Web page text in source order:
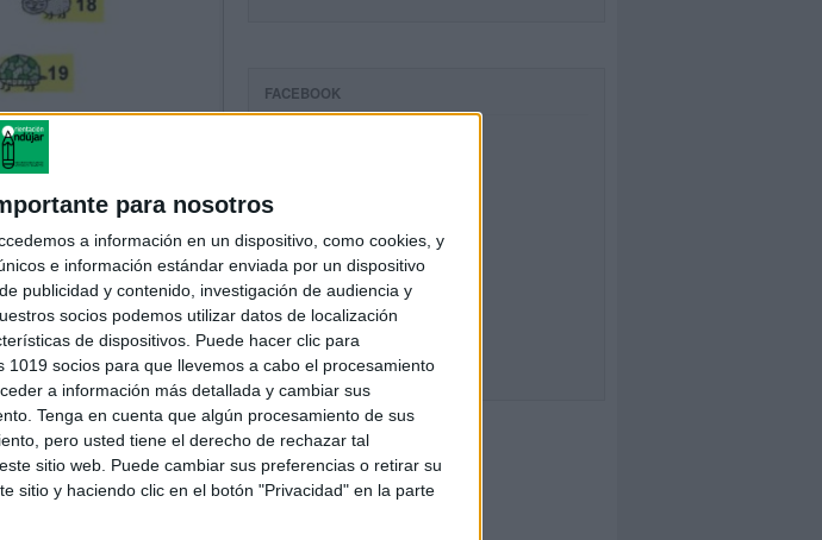
para nosotros
a información en un dispositivo, como cookies, y
e información estándar enviada por un dispositivo
publicidad y contenido, investigación de audiencia y
socios podemos utilizar datos de localización
de dispositivos. Puede hacer clic para
socios para que llevemos a cabo el procesamiento
a información más detallada y cambiar sus
Tenga en cuenta que algún procesamiento de sus
pero usted tiene el derecho de rechazar tal
sitio web. Puede cambiar sus preferencias o retirar su
sitio y haciendo clic en el botón "Privacidad" en la parte
FACEBOOK